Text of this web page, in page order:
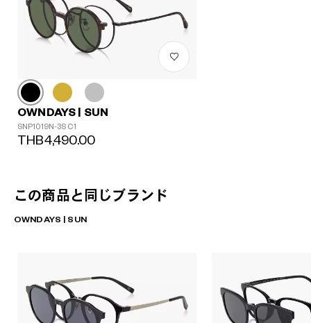
OWNDAYS | SUN
SNP1019N-3S C1
THB4,490.00
この商品と同じブランド
OWNDAYS | SUN